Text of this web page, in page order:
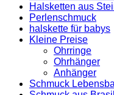
Halsketten aus
Perlenschmuck
halskette für babys
Kleine Preise
Ohrringe
Ohrhänger
Anhänger
Schmuck